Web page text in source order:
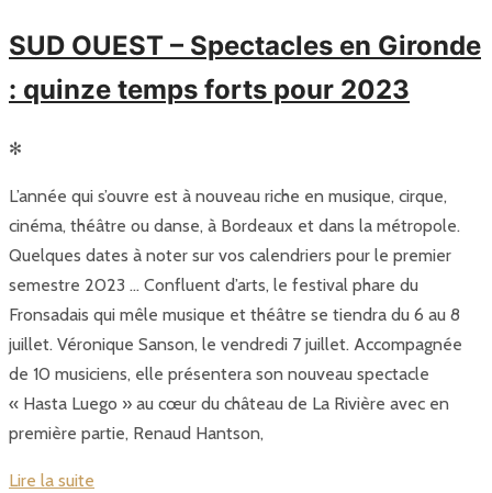
SUD OUEST – Spectacles en Gironde
: quinze temps forts pour 2023
✻
L’année qui s’ouvre est à nouveau riche en musique, cirque,
cinéma, théâtre ou danse, à Bordeaux et dans la métropole.
Quelques dates à noter sur vos calendriers pour le premier
semestre 2023 … Confluent d’arts, le festival phare du
Fronsadais qui mêle musique et théâtre se tiendra du 6 au 8
juillet. Véronique Sanson, le vendredi 7 juillet. Accompagnée
de 10 musiciens, elle présentera son nouveau spectacle
« Hasta Luego » au cœur du château de La Rivière avec en
première partie, Renaud Hantson,
Lire la suite